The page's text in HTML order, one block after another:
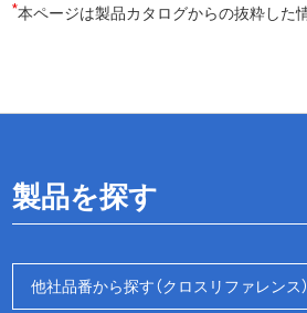
*本ページは製品カタログからの抜粋した
製品を探す
他社品番から探す（クロスリファレンス）